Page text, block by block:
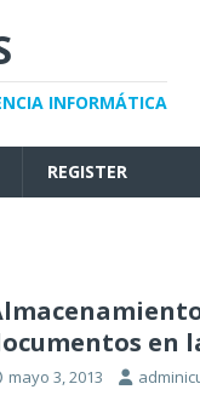
INFORMÁTICA
REGISTER
en
mayo 3, 2013